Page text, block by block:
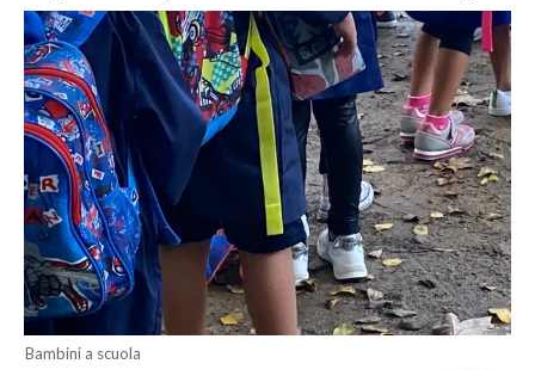
SPORT
RISULTATI E CLASSIFICHE
CALCIO
CALCIO REGIONALE
BASKET
VOLLEY
MOTORI
TENNIS
ALTRI SPORT
Bambini a scuola